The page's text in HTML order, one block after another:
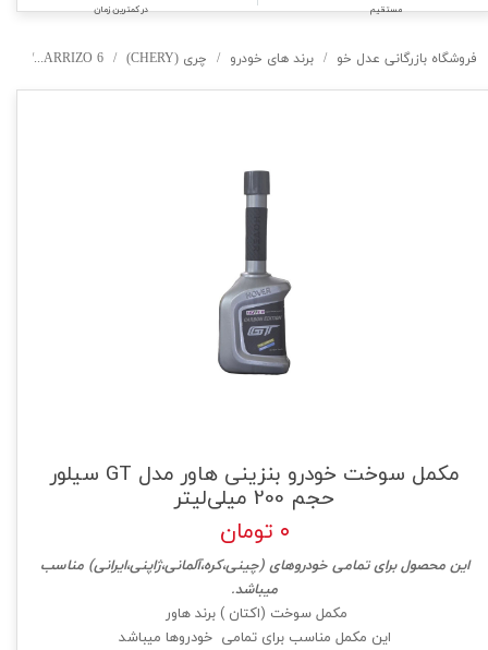
فروشگاه بازرگانی عدل خو برند های خودرو چری (CHERY) ARRIZO 6
مکمل سوخت خودرو بنزینی هاور مدل GT سیلور
حجم 200 میلی‌لیتر
۰ تومان
این محصول برای تمامی خودروهای (چینی،کره،آلمانی،ژاپنی،ایرانی) مناسب
میباشد.
مکمل سوخت (اکتان ) برند هاور
این مکمل مناسب برای تمامی خودروها میباشد
در کمترین زمان
مستقیم